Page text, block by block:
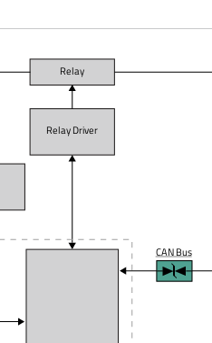
Relay Driver
Relay
CAN Bus